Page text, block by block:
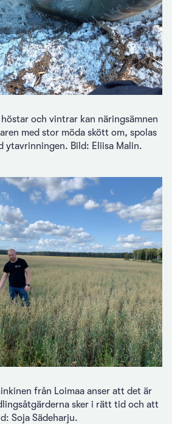
och vintrar kan näringsämnen
med stor möda skött om, spolas
ytavrinningen. Bild: Eliisa Malin.
från Loimaa anser att det är
sker i rätt tid och att
Soja Sädeharju.